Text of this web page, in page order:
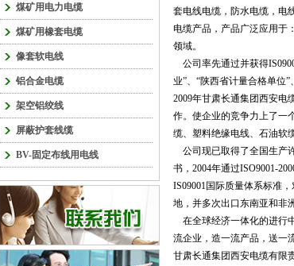
煤矿用电力电缆
煤矿用橡套电缆
像套软电线
铝合金电缆
架空铝绞线
屏蔽护套线缆
BV-固定布线用电线
套电线电缆，防水电缆，电
电缆产品，产品广泛应用于
领域。
公司率先通过并获得
业”、“陕西省计量合格单位
2009年甘肃长通集团西安电
作。使企业的竞争力上了一
缆、塑料绝缘电线、石油软
公司现已取得了全国生产
书，2004年通过ISO9001-
IS09001国际质量体系标准
地，并多次出口东南亚和非
在全球经济一体化的进行
流企业，造一流产品，送一
甘肃长通集团西安电缆有限